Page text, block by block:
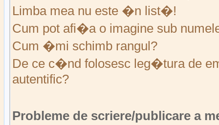
Limba mea nu este �n list�!
Cum pot afi�a o imagine sub
Cum �mi schimb rangul?
De ce c�nd folosesc leg�tura de
autentific?
Probleme de scriere/publicare a